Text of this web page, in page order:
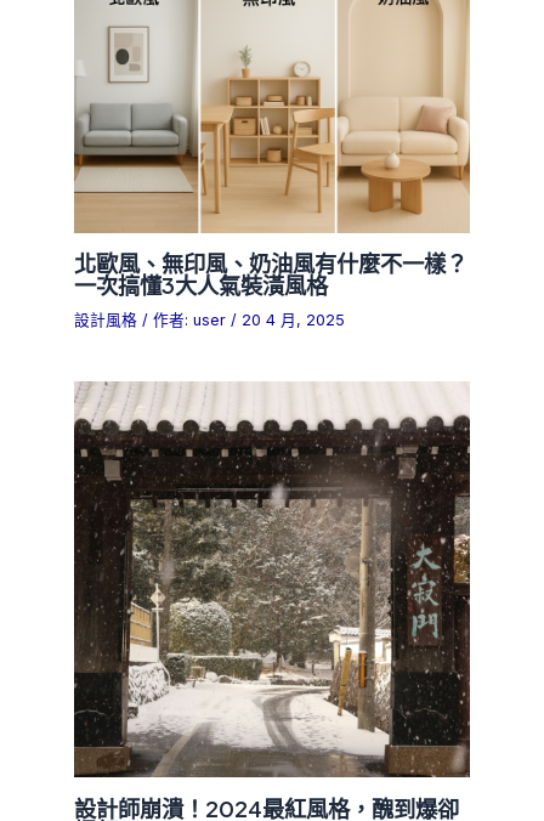
北歐風、無印風、奶油風有什麼不一樣？
一次搞懂3大人氣裝潢風格
設計風格 / 作者:user / 20 4 月, 2025
設計師崩潰！2024最紅風格，醜到爆卻